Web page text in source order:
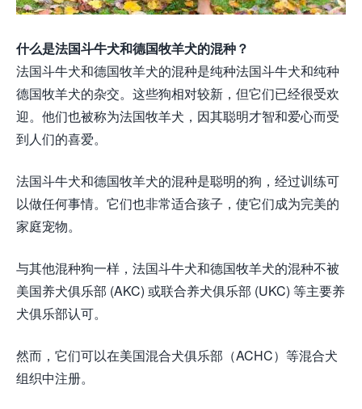
什么是法国斗牛犬和德国牧羊犬的混种？
法国斗牛犬和德国牧羊犬的混种是纯种法国斗牛犬和纯种
德国牧羊犬的杂交。这些狗相对较新，但它们已经很受欢
迎。他们也被称为法国牧羊犬，因其聪明才智和爱心而受
到人们的喜爱。
法国斗牛犬和德国牧羊犬的混种是聪明的狗，经过训练可
以做任何事情。它们也非常适合孩子，使它们成为完美的
家庭宠物。
与其他混种狗一样，法国斗牛犬和德国牧羊犬的混种不被
美国养犬俱乐部 (AKC) 或联合养犬俱乐部 (UKC) 等主要养
犬俱乐部认可。
然而，它们可以在美国混合犬俱乐部（ACHC）等混合犬
组织中注册。